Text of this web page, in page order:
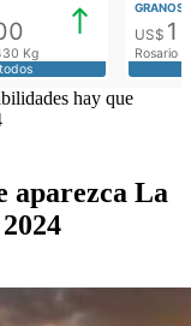
Kg
GRANOS
US$
Rosario
hay que
aparezca La